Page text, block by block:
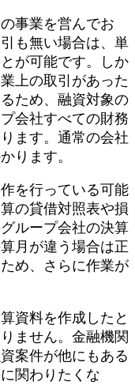
事業を営んでお
も無い場合は、単
が可能です。しか
上の取引があった
ため、融資対象の
会社すべての財務
ます。通常の会社
ります。
を行っている可能
の貸借対照表や損
ループ会社の決算
月が違う場合は正
め、さらに作業が
資料を作成したと
ません。金融機関
案件が他にもある
関わりたくな